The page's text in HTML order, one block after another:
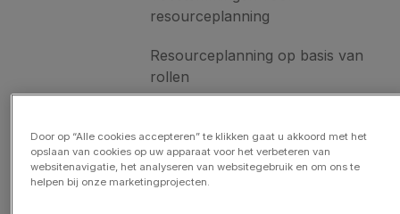
resourceplanning
Resourceplanning op basis van
rollen
Resources toewijzen
Door op “Alle cookies accepteren” te klikken gaat u akkoord met het
opslaan van cookies op uw apparaat voor het verbeteren van
websitenavigatie, het analyseren van websitegebruik en om ons te
helpen bij onze marketingprojecten.